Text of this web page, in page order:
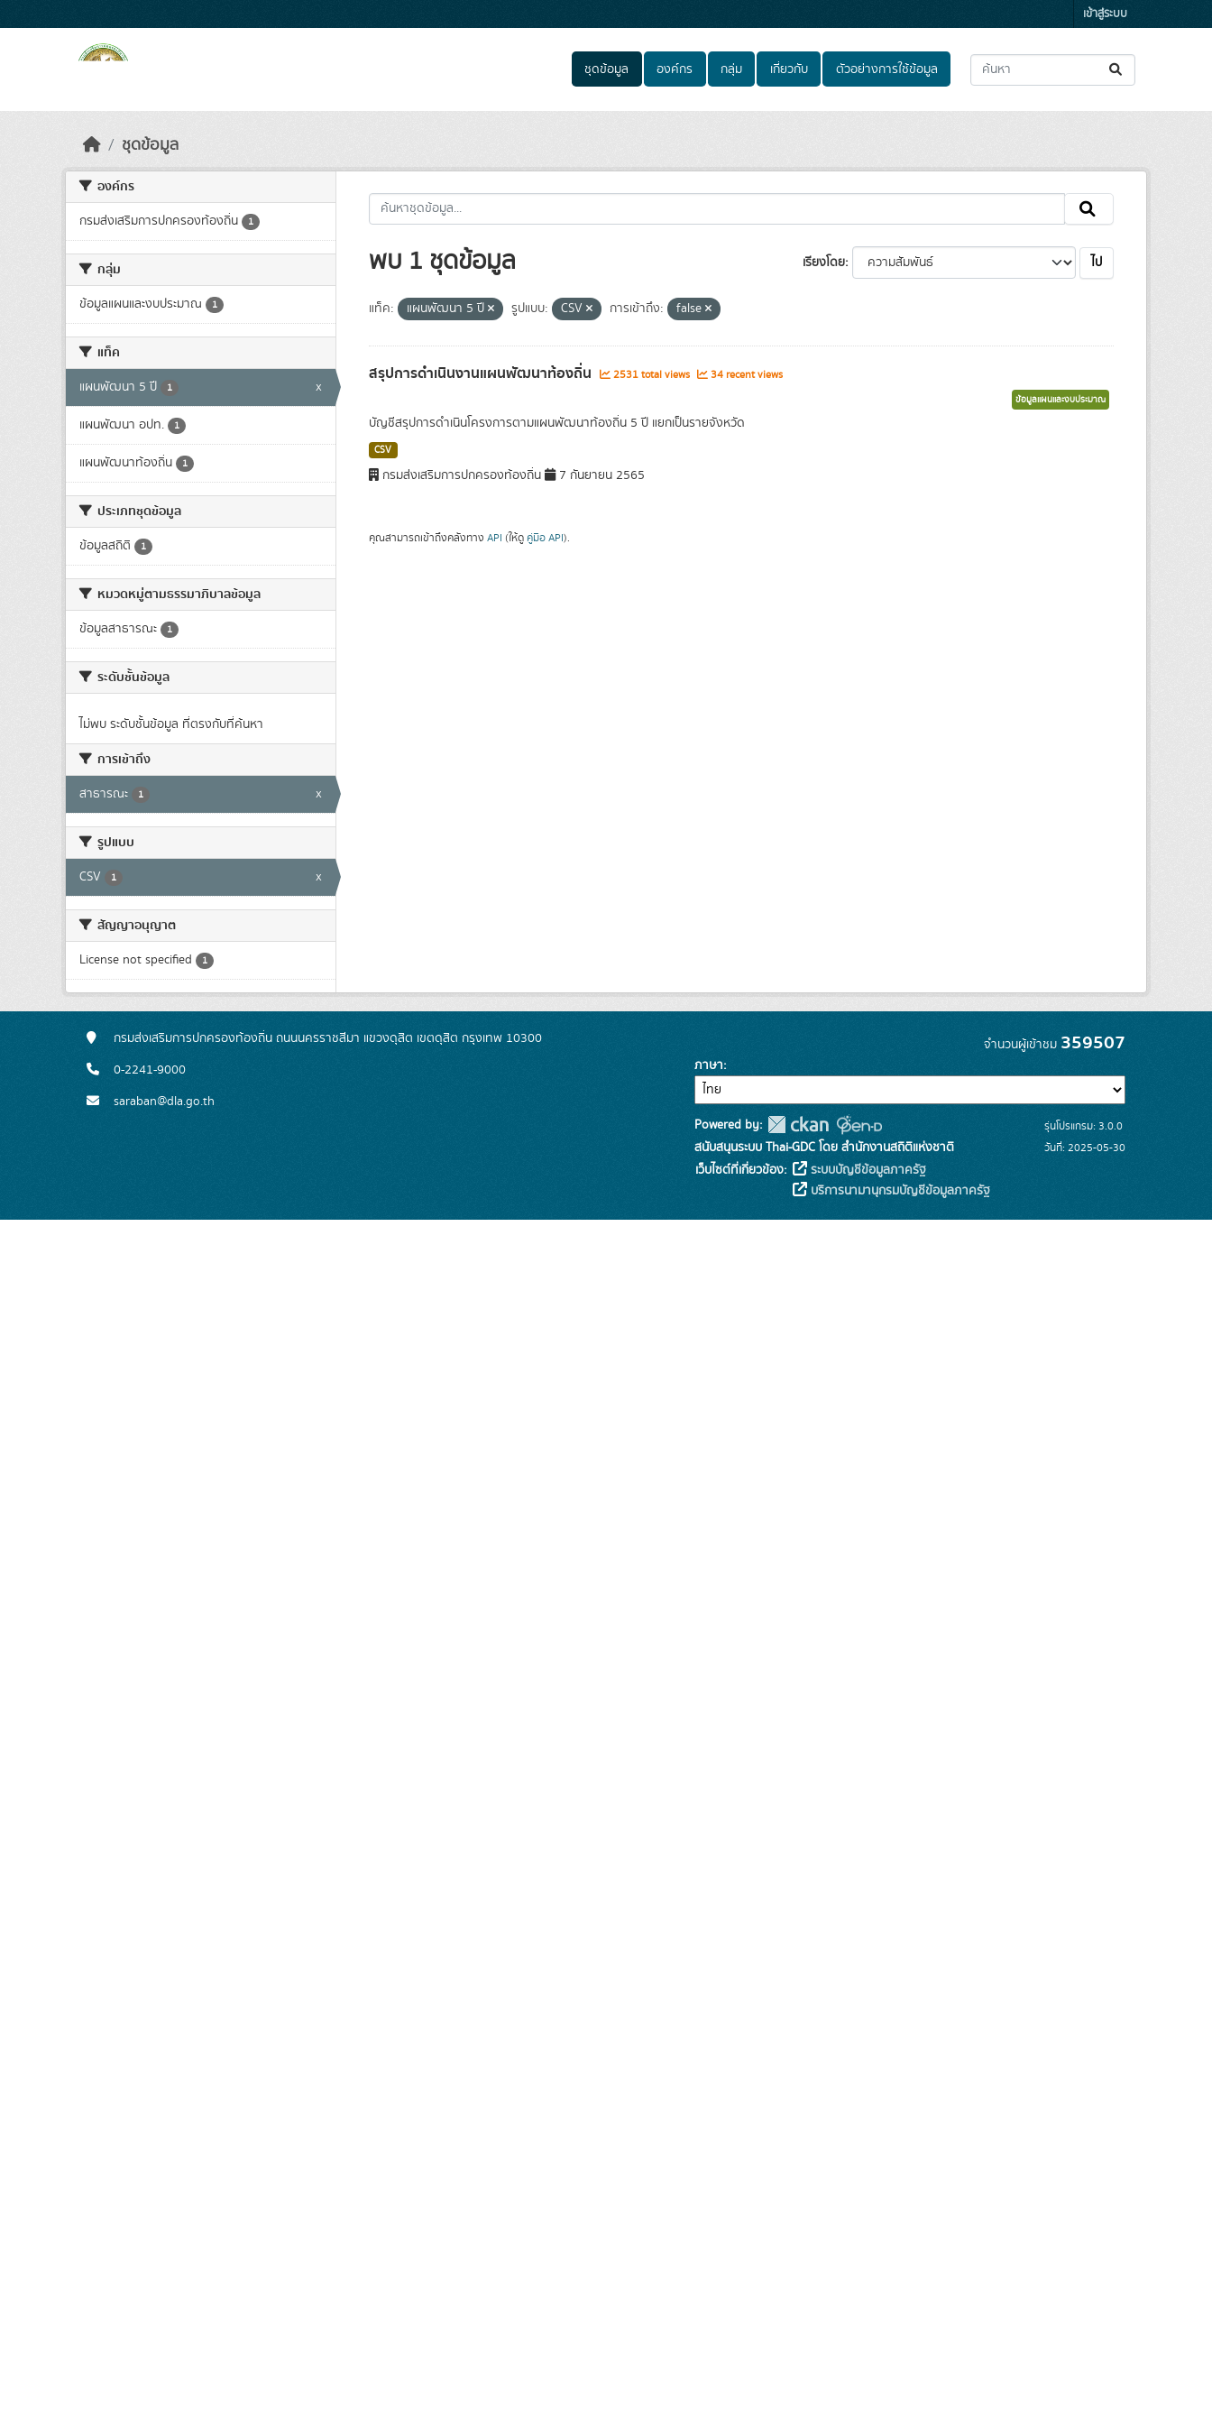
เข้าสู่ระบบ
ชุดข้อมูล องค์กร กลุ่ม เกี่ยวกับ ตัวอย่างการใช้ข้อมูล
ชุดข้อมูล
องค์กร
กรมส่งเสริมการปกครองท้องถิ่น 1
กลุ่ม
ข้อมูลแผนและงบประมาณ 1
แท็ค
แผนพัฒนา 5 ปี 1 x
แผนพัฒนา อปท. 1
แผนพัฒนาท้องถิ่น 1
ประเภทชุดข้อมูล
ข้อมูลสถิติ 1
หมวดหมู่ตามธรรมาภิบาลข้อมูล
ข้อมูลสาธารณะ 1
ระดับชั้นข้อมูล
ไม่พบ ระดับชั้นข้อมูล ที่ตรงกับที่ค้นหา
การเข้าถึง
สาธารณะ 1 x
รูปแบบ
CSV 1 x
สัญญาอนุญาต
License not specified 1
เรียงโดย ไป
พบ 1 ชุดข้อมูล
แท็ค: แผนพัฒนา 5 ปี รูปแบบ: CSV การเข้าถึง: false
สรุปการดำเนินงานแผนพัฒนาท้องถิ่น 2531 total views 34 recent views
ข้อมูลแผนและงบประมาณ
บัญชีสรุปการดำเนินโครงการตามแผนพัฒนาท้องถิ่น 5 ปี แยกเป็นรายจังหวัด
CSV
กรมส่งเสริมการปกครองท้องถิ่น 7 กันยายน 2565
คุณสามารถเข้าถึงคลังทาง API (ให้ดู คู่มือ API).
กรมส่งเสริมการปกครองท้องถิ่น ถนนนครราชสีมา แขวงดุสิต เขตดุสิต กรุงเทพ 10300
0-2241-9000
saraban@dla.go.th
จำนวนผู้เข้าชม 359507
ภาษา
Powered by:
สนับสนุนระบบ Thai-GDC โดย สำนักงานสถิติแห่งชาติ
เว็บไซต์ที่เกี่ยวข้อง:
ระบบบัญชีข้อมูลภาครัฐ
บริการนามานุกรมบัญชีข้อมูลภาครัฐ
รุ่นโปรแกรม: 3.0.0
วันที่: 2025-05-30